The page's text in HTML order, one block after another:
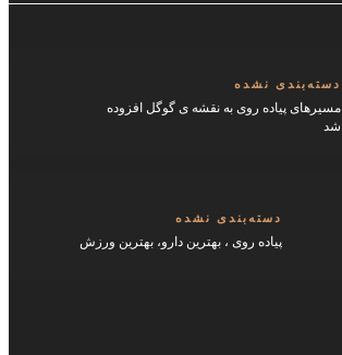
دسته‌بندی نشده
مسیرهای پیاده روی به نقشه ی گوگل افزوده
شد
دسته‌بندی نشده
پیاده روی ، بهترین دارو، بهترین ورزش